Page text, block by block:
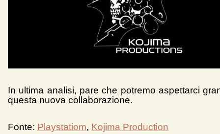
In ultima analisi, pare che potremo aspettarci
questa nuova collaborazione.
Fonte: Playstatiom, Kojima Production